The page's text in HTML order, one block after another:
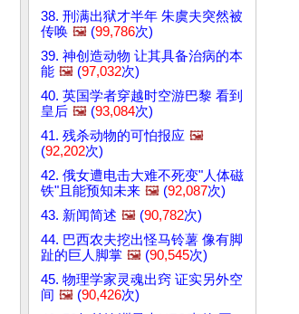
38. 刑满出狱才半年 朱虞夫突然被
传唤 🖼️ (99,786次)
39. 神创造动物 让其具备治病的本
能 🖼️ (97,032次)
40. 英国学者穿越时空游巴黎 看到
皇后 🖼️ (93,084次)
41. 残杀动物的可怕报应 🖼️
(92,202次)
42. 俄女遭电击大难不死变"人体磁
铁"且能预知未来 🖼️ (92,087次)
43. 新闻简述 🖼️ (90,782次)
44. 巴西农夫挖出怪马铃薯 像有脚
趾的巨人脚掌 🖼️ (90,545次)
45. 物理学家灵魂出窍 证实另外空
间 🖼️ (90,426次)